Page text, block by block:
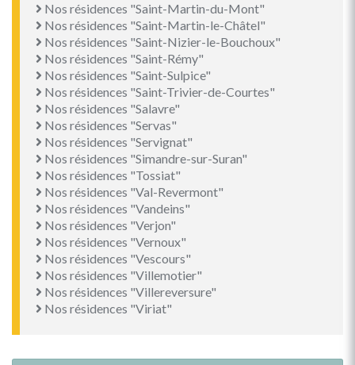
Nos résidences "Saint-Martin-du-Mont"
Nos résidences "Saint-Martin-le-Châtel"
Nos résidences "Saint-Nizier-le-Bouchoux"
Nos résidences "Saint-Rémy"
Nos résidences "Saint-Sulpice"
Nos résidences "Saint-Trivier-de-Courtes"
Nos résidences "Salavre"
Nos résidences "Servas"
Nos résidences "Servignat"
Nos résidences "Simandre-sur-Suran"
Nos résidences "Tossiat"
Nos résidences "Val-Revermont"
Nos résidences "Vandeins"
Nos résidences "Verjon"
Nos résidences "Vernoux"
Nos résidences "Vescours"
Nos résidences "Villemotier"
Nos résidences "Villereversure"
Nos résidences "Viriat"